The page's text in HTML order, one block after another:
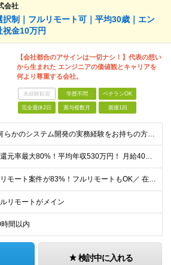
会社
択制｜フルリモート可｜平均30歳｜エン
祝金10万円
【会社都合のアサインは一切ナシ！】代表の想い
から生まれた エンジニアの価値観とキャリアを
何より尊重する会社。
未経験歓迎 学歴不問 ベテランOK
完全週休2日 賞与複数月 面接1回
■何らかのシステム開発の実務経験をお持ちの方(3年以上) ■学歴不問 ≪こんな方にピッタリ≫ □ スキルや経験に見合う正当な収入を得たい □ PGからSEへのステップアップなど上流工程に挑戦したい
★還元率最大80%！平均年収530万円！ 月給40万円～60万円＋業績賞与 想定年収：年収500万円～800万円 ※スキルや経験、担当案件により変動します。 ◎スキルや経験を考慮し、優遇します
＼リモート案件が83%！フルリモートもOK／ 在宅勤務、または東京、神奈川、埼玉、千葉のプロジェクト先 ★リモート率83%！フルリモート案件も多数！ ★転居を伴う転勤はありません ■本社 東京都港区
リモートがメイン
間以内
検討中に入れる